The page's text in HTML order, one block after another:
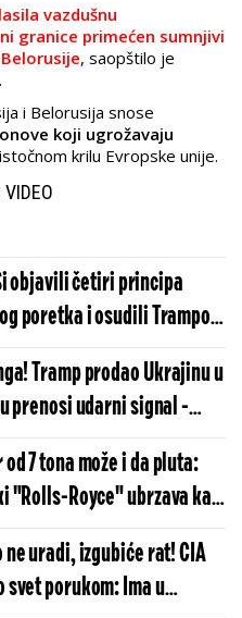
vazdušnu
granice primećen sumnjivi
, saopštilo je
i Belorusija snose
koji ugrožavaju
krilu Evropske unije.
objavili četiri principa
poretka i osudili Trampov
Tramp prodao Ukrajinu u
prenosi udarni signal -
7 tona može i da pluta:
"Rolls-Royce" ubrzava kao
a krije tajnu iz Kine!
ne uradi, izgubiće rat! CIA
porukom: Ima u